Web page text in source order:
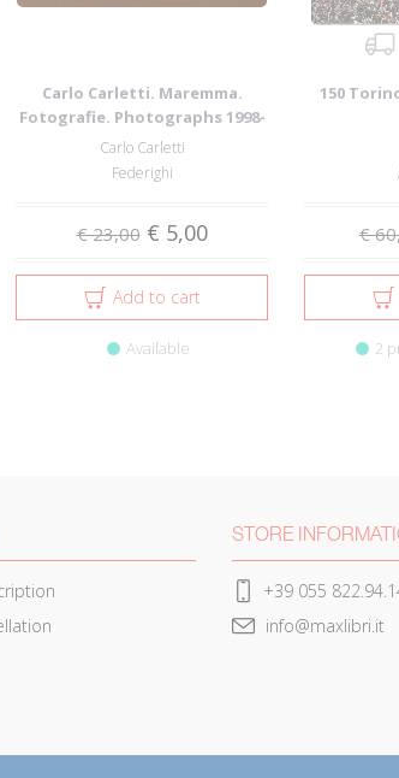
Carlo Carletti. Maremma.
Fotografie. Photographs 1998-
2001
Carlo Carletti
Federighi
€ 23,00 € 5,00
Add to cart
Available
150
€
2
STORE
+39 055
info@maxlibri.it